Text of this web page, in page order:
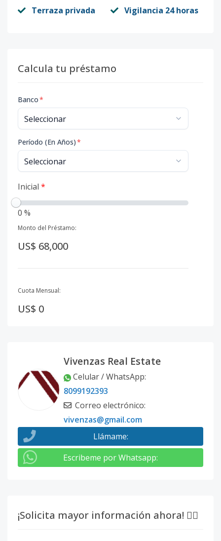
Terraza privada Vigilancia 24 horas
Calcula tu préstamo
Banco*
Período (En Años)*
Inicial *
0 %
Monto del Préstamo:
US$ 68,000
Cuota Mensual:
US$ 0
Vivenzas Real Estate
Celular / WhatsApp:
8099192393
Correo electrónico:
vivenzas@gmail.com
Llámame:
Escribeme por Whatsapp:
¡Solicita mayor información ahora! 👇🏽